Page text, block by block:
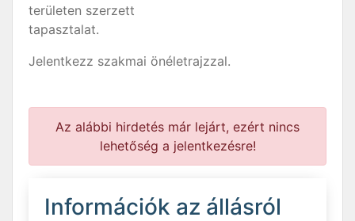
területen szerzett
tapasztalat.
Jelentkezz szakmai önéletrajzzal.
Az alábbi hirdetés már lejárt, ezért nincs
lehetőség a jelentkezésre!
Információk az állásról